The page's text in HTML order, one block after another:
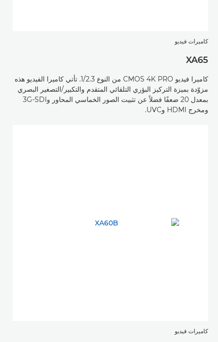
كاميرات فيديو
XA65
كاميرا فيديو CMOS 4K PRO من النوع 1/2.3. تأتي كاميرا الفيديو هذه
مزوّدة بميزة التركيز البؤري التلقائي المتقدم والتكبير/التصغير البصري
بمعدل 20 ضعفًا فضلاً عن تثبيت الصور الخماسي المحاور و3G-SDI
ومخرج HDMI وUVC.
كاميرات فيديو